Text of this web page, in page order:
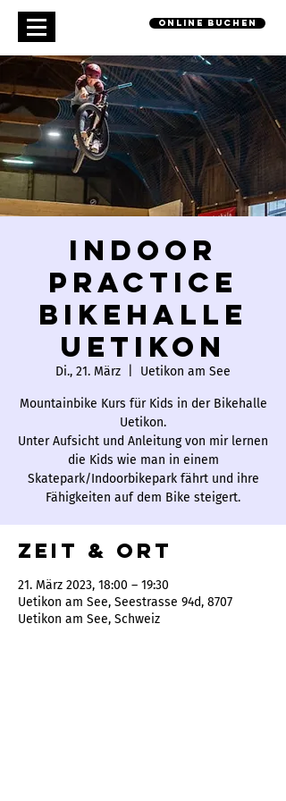
online buchen
Indoor
Practice
Bikehalle
Uetikon
Di., 21. März Uetikon am See
Mountainbike Kurs für Kids in der Bikehalle
Uetikon.
Unter Aufsicht und Anleitung von mir lernen
die Kids wie man in einem
Skatepark/Indoorbikepark fährt und ihre
Fähigkeiten auf dem Bike steigert.
Zeit & Ort
21. März 2023, 18:00 – 19:30
Uetikon am See, Seestrasse 94d, 8707
Uetikon am See, Schweiz